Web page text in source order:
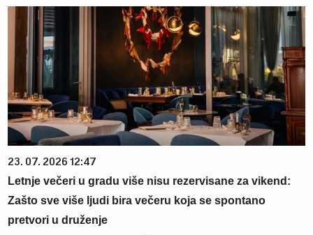
23. 07. 2026 12:47
Letnje večeri u gradu više nisu rezervisane za vikend:
Zašto sve više ljudi bira večeru koja se spontano
pretvori u druženje